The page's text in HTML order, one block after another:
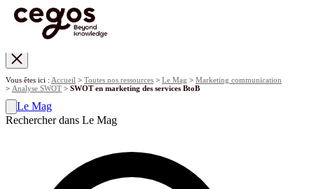
Vous êtes ici : Accueil > Toutes nos ressources > Le Mag > Marketing communication
> Analyse SWOT > SWOT en marketing des services BtoB
Le Mag
Rechercher dans Le Mag